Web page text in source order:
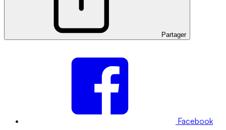
Partager
Facebook